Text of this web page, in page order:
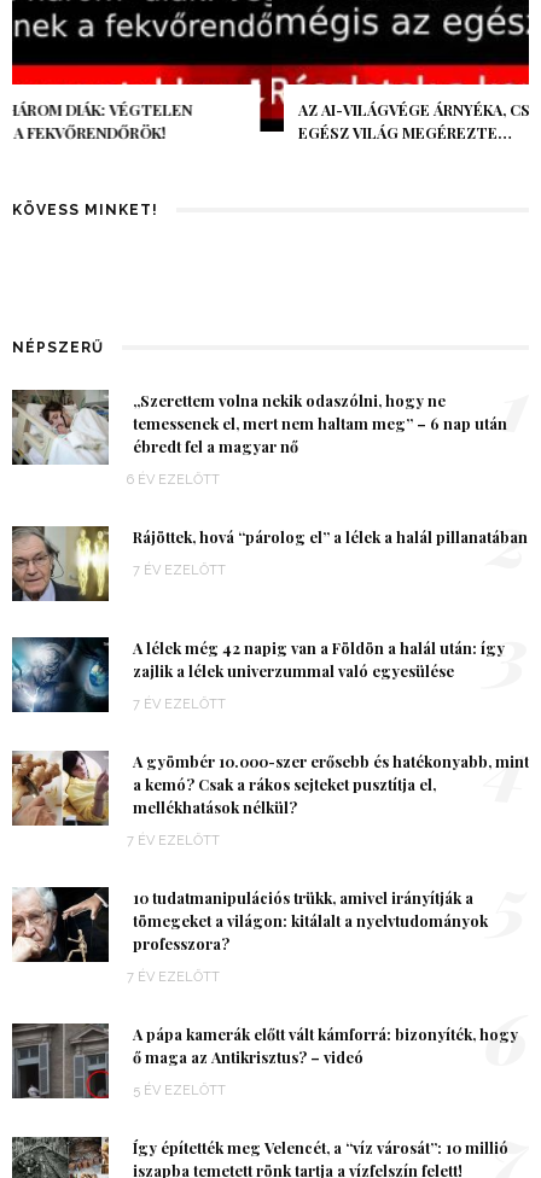
AZ AI-VILÁGVÉGE ÁRNYÉKA, CSAK PÁR ÓRA VOLT, MÉGIS AZ
EGÉSZ VILÁG MEGÉREZTE…
KÖVESS MINKET!
NÉPSZERŰ
„Szerettem volna nekik odaszólni, hogy ne
temessenek el, mert nem haltam meg” – 6 nap után
ébredt fel a magyar nő
6 ÉV EZELŐTT
1
Rájöttek, hová “párolog el” a lélek a halál pillanatában
7 ÉV EZELŐTT 2
A lélek még 42 napig van a Földön a halál után: így
zajlik a lélek univerzummal való egyesülése
7 ÉV EZELŐTT
3
A gyömbér 10.000-szer erősebb és hatékonyabb, mint
a kemó? Csak a rákos sejteket pusztítja el,
mellékhatások nélkül?
7 ÉV EZELŐTT
4
10 tudatmanipulációs trükk, amivel irányítják a
tömegeket a világon: kitálalt a nyelvtudományok
professzora?
7 ÉV EZELŐTT
A pápa kamerák előtt vált kámforrá: bizonyíték, hogy
ő maga az Antikrisztus? – videó
5 ÉV EZELŐTT
6
Így építették meg Velencét, a “víz városát”: 10 millió
iszapba temetett rönk tartja a vízfelszín felett!
7